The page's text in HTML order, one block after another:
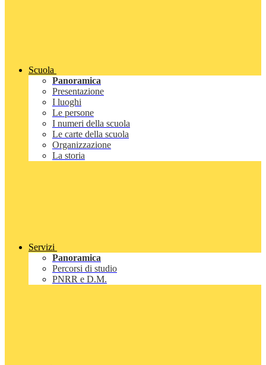
Scuola
Panoramica
Presentazione
I luoghi
Le persone
I numeri della scuola
Le carte della scuola
Organizzazione
La storia
Servizi
Panoramica
Percorsi di studio
PNRR e D.M.